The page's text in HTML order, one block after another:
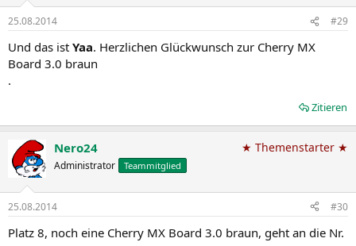
25.08.2014 #29
Und das ist Yaa. Herzlichen Glückwunsch zur Cherry MX
Board 3.0 braun
.
Zitieren
Nero24
Administrator Teammitglied
★ Themenstarter ★
25.08.2014 #30
Platz 8, noch eine Cherry MX Board 3.0 braun, geht an die Nr.